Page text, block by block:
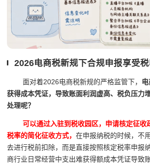
2026电商税新规下合规申报享受税
面对着2026电商税新规的严格监管下，
获得成本凭证，导致账面利润虚高、税负压力
处理呢？
可以通过入驻到税收园区，申请核定征收
税率的简化征收方式， 在申报纳税的时候，不
去进行税前扣除，而是直接按照核定税率申报
商行业日常经营中支出难获得额成本凭证导致